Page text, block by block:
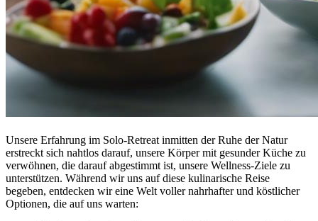
Unsere Erfahrung im Solo-Retreat inmitten der Ruhe der Natur
erstreckt sich nahtlos darauf, unsere Körper mit gesunder Küche zu
verwöhnen, die darauf abgestimmt ist, unsere Wellness-Ziele zu
unterstützen. Während wir uns auf diese kulinarische Reise
begeben, entdecken wir eine Welt voller nahrhafter und köstlicher
Optionen, die auf uns warten: